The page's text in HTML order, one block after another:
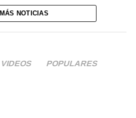
MÁS NOTICIAS
VIDEOS POPULARES